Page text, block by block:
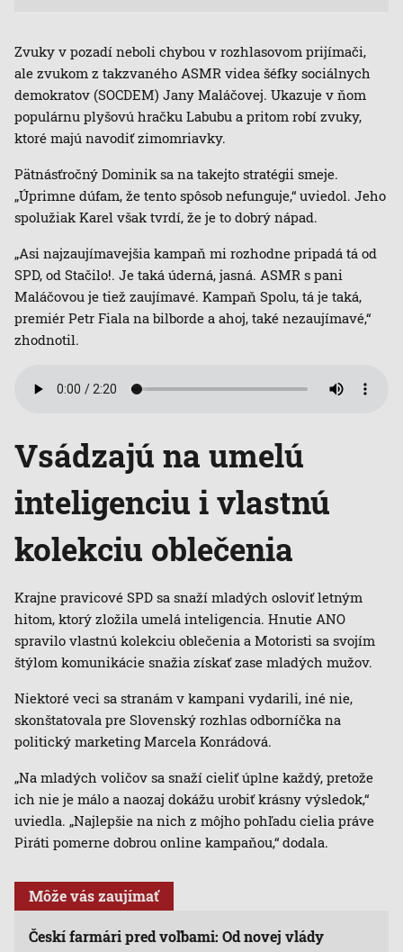
Zvuky v pozadí neboli chybou v rozhlasovom prijímači,
ale zvukom z takzvaného ASMR videa šéfky sociálnych
demokratov (SOCDEM) Jany Maláčovej. Ukazuje v ňom
populárnu plyšovú hračku Labubu a pritom robí zvuky,
ktoré majú navodiť zimomriavky.
Pätnásťročný Dominik sa na takejto stratégii smeje.
„Úprimne dúfam, že tento spôsob nefunguje,“ uviedol. Jeho
spolužiak Karel však tvrdí, že je to dobrý nápad.
„Asi najzaujímavejšia kampaň mi rozhodne pripadá tá od
SPD, od Stačilo!. Je taká úderná, jasná. ASMR s pani
Maláčovou je tiež zaujímavé. Kampaň Spolu, tá je taká,
premiér Petr Fiala na bilborde a ahoj, také nezaujímavé,“
zhodnotil.
Vsádzajú na umelú
inteligenciu i vlastnú
kolekciu oblečenia
Krajne pravicové SPD sa snaží mladých osloviť letným
hitom, ktorý zložila umelá inteligencia. Hnutie ANO
spravilo vlastnú kolekciu oblečenia a Motoristi sa svojím
štýlom komunikácie snažia získať zase mladých mužov.
Niektoré veci sa stranám v kampani vydarili, iné nie,
skonštatovala pre Slovenský rozhlas odborníčka na
politický marketing Marcela Konrádová.
„Na mladých voličov sa snaží cieliť úplne každý, pretože
ich nie je málo a naozaj dokážu urobiť krásny výsledok,“
uviedla. „Najlepšie na nich z môjho pohľadu cielia práve
Piráti pomerne dobrou online kampaňou,“ dodala.
Môže vás zaujímať
Českí farmári pred voľbami: Od novej vlády